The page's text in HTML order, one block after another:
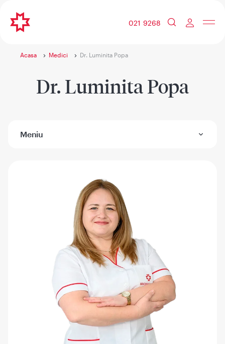
021 9268
Acasa Medici Dr. Luminita Popa
Dr. Luminita Popa
Meniu